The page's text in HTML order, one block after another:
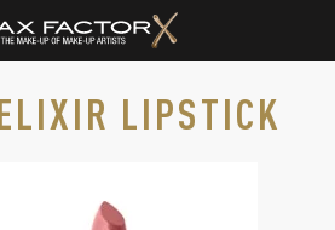
LIPSTICK